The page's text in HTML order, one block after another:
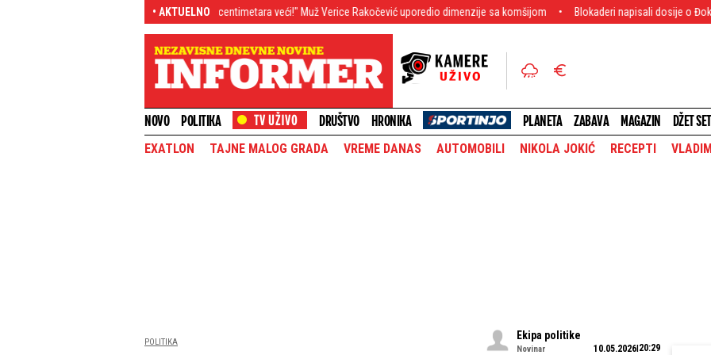
• AKTUELNO
"Dovoljno da je za par centimetara veći!" Muž Verice Rakočević uporedio dimenzije sa komšijom Blokaderi napisali dosije o Đokiću na 39 strana!
NOVO POLITIKA DRUŠTVO HRONIKA PLANETA ZABAVA MAGAZIN DŽET SET
EXATLON TAJNE MALOG GRADA VREME DANAS AUTOMOBILI NIKOLA JOKIĆ RECEPTI
POLITIKA
Ekipa politike
Novinar 10.05.2026 20:29